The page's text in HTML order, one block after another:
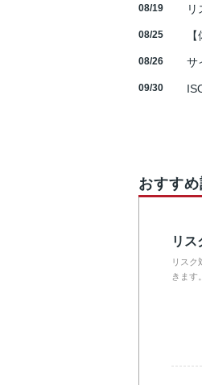
08/19
08/25
08/26 サ
09/30
おすす
リス
リスク
きます。